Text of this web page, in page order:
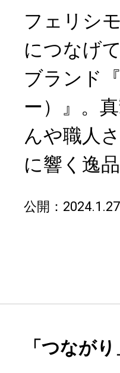
フェリシ
につなげ
ブランド
ー）』。
んや職人
に響く逸
公開：2024.1.27
「つなが